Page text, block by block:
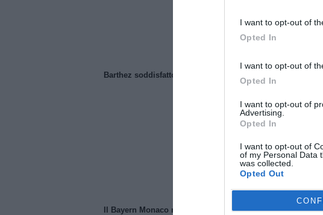
I want to opt-out of
Opted In
I want to opt-out of
Opted In
I want to opt-out of
Advertising.
Opted In
I want to opt-out of
of my Personal Data
was collected.
Opted Out
Barthez soddisfatto del Manchester United
Il Bayern Monaco ridimensiona il Borussia